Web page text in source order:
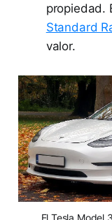
propiedad.
Standard
valor.
El Tesla Model